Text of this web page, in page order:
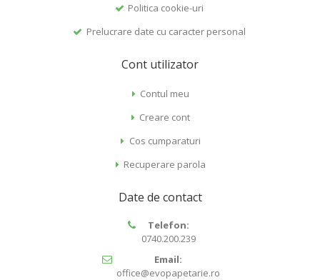
Politica cookie-uri
Prelucrare date cu caracter personal
Cont utilizator
Contul meu
Creare cont
Cos cumparaturi
Recuperare parola
Date de contact
Telefon:
0740.200.239
Email:
office@evopapetarie.ro